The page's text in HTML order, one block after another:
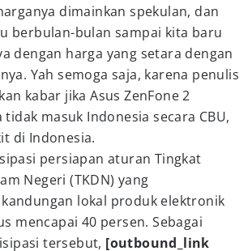
dimainkan spekulan, dan
berbulan-bulan sampai kita baru
dengan harga yang setara dengan
Yah semoga saja, karena penulis
kabar jika Asus ZenFone 2
masuk Indonesia secara CBU,
di Indonesia.
persiapan aturan Tingkat
Negeri (TKDN) yang
lokal produk elektronik
mencapai 40 persen. Sebagai
tersebut, [outbound_link